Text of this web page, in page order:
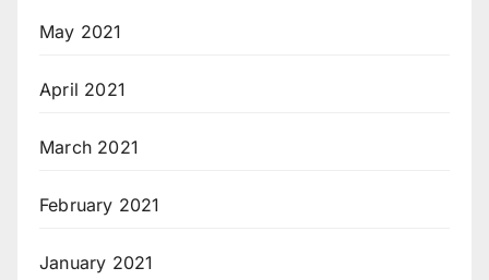
May 2021
April 2021
March 2021
February 2021
January 2021